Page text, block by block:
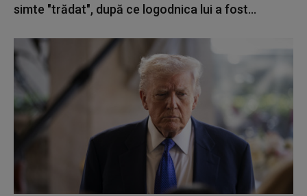
simte "trădat", după ce logodnica lui a fost...